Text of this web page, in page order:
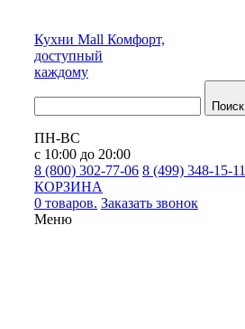
Кухни Mall Комфорт,
доступный
каждому
Поиск
ПН-ВС
с 10:00 до 20:00
8 (800) 302-77-06 8 (499) 348-15-11
КОРЗИНА
0 товаров. Заказать звонок
Меню